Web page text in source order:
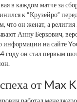
в каждом матче за
к “Крузейро”
что он женат, а
Анну Беркович,
на сайте
он стал первым
от Max
работал